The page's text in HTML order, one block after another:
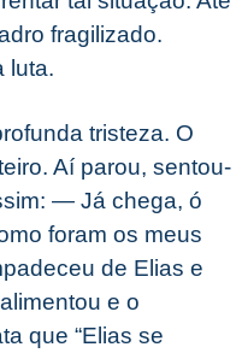
fragilizado.
luta.
tristeza. O
Aí parou, sentou-
— Já chega, ó
foram os meus
de Elias e
e o
que “Elias se